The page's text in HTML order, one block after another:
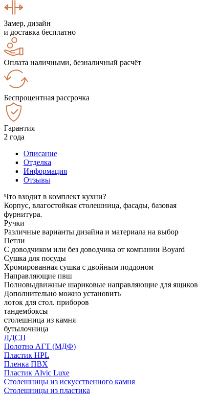
Замер, дизайн
и доставка бесплатно
Оплата наличными, безналичный расчёт
Беспроцентная рассрочка
Гарантия
2 года
Описание
Отделка
Информация
Отзывы
Что входит в комплект кухни?
Корпус, влагостойкая столешница, фасады, базовая
фурнитура.
Ручки
Различные варианты дизайна и материала на выбор
Петли
С доводчиком или без доводчика от компании Boyard
Сушка для посуды
Хромированная сушка с двойным поддоном
Направляющие пвш
Полновыдвижные шариковые направляющие для ящиков
Дополнительно можно установить
лоток для стол. приборов
тандембоксы
столешница из камня
бутылочница
ЛДСП
Полотно АГТ (МДФ)
Пластик HPL
Пленка ПВХ
Пластик Alvic Luxe
Столешницы из искусственного камня
Столешницы из пластика